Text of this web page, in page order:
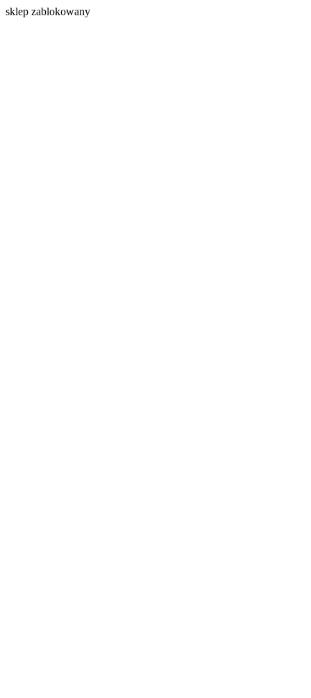
sklep zablokowany